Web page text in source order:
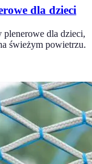
dla dzieci
plenerowe dla dzieci,
świeżym powietrzu.